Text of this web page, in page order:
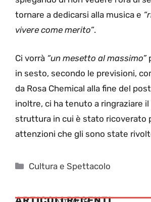
tornare a dedicarsi alla musica e
vivere come merito”.
Ci vorrà “un mesetto al massimo”
in sesto, secondo le previsioni,
da Rosa Chemical alla fine del
inoltre, ci ha tenuto a ringraziare
struttura in cui è stato ricoverato
attenzioni che gli sono state
Categorie
Cultura e Spettacolo